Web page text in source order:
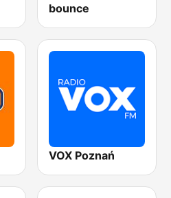
bounce
VOX Poznań